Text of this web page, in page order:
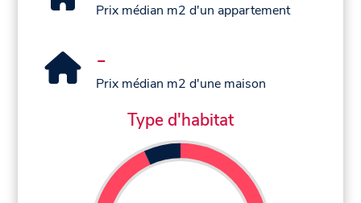
Prix médian m2 d'un appartement
-
Prix médian m2 d'une maison
Type d'habitat